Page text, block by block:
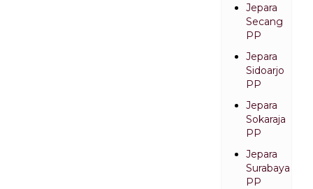
Jepara
Secang
PP
Jepara
Sidoarjo
PP
Jepara
Sokaraja
PP
Jepara
Surabaya
PP